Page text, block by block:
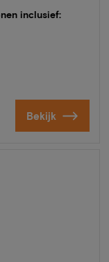
inclusief:
Bekijk